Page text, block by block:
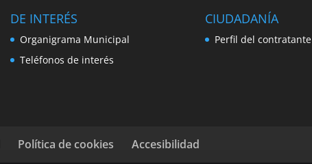
DE INTERÉS
Organigrama Municipal
Teléfonos de interés
CIUDADANÍA
Perfil del contratante
Política de cookies Accesibilidad